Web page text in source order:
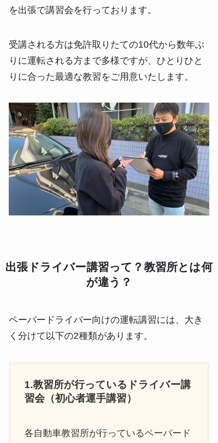
を出張で講習会を行っております。
受講される方は免許取りたての10代から数年ぶ
りに運転される方まで多様ですが、ひとりひと
りに合った最適な教習をご用意いたします。
出張ドライバー講習って？教習所とは何
が違う？
ペーパードライバー向けの運転講習には、大き
く分けて以下の2種類があります。
1.教習所が行っているドライバー講
習会（初心者運手講習）
各自動車教習所が行っているペーパード